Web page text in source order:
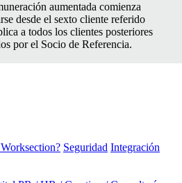
aumen­ta­da comien­za
des­de el sex­to cliente referi­do
a todos los clientes pos­te­ri­ores
por el Socio de Referencia.
Seguridad Integración